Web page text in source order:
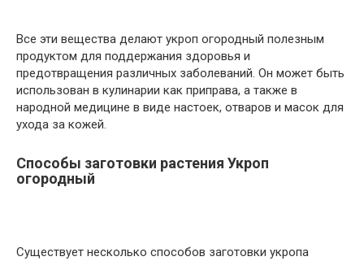
Все эти вещества делают укроп огородный полезным
продуктом для поддержания здоровья и
предотвращения различных заболеваний. Он может быть
использован в кулинарии как приправа, а также в
народной медицине в виде настоек, отваров и масок для
ухода за кожей.
Способы заготовки растения Укроп
огородный
Существует несколько способов заготовки укропа